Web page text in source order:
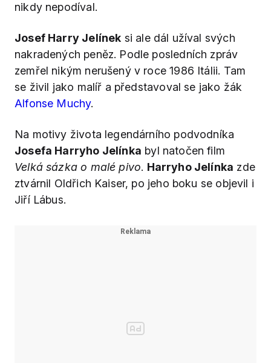
nikdy nepodíval.
Josef Harry Jelínek si ale dál užíval svých
nakradených peněz. Podle posledních zpráv
zemřel nikým nerušený v roce 1986 Itálii. Tam
se živil jako malíř a představoval se jako žák
Alfonse Muchy.
Na motivy života legendárního podvodníka
Josefa Harryho Jelínka byl natočen film
Velká sázka o malé pivo. Harryho Jelínka zde
ztvárnil Oldřich Kaiser, po jeho boku se objevil i
Jiří Lábus.